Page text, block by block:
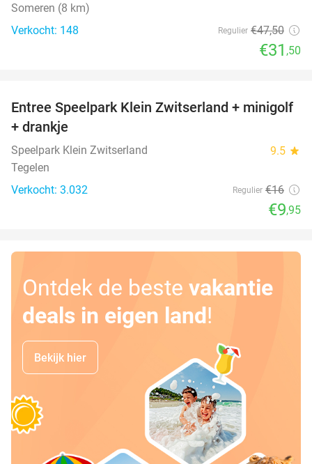
Someren (8 km)
Verkocht: 148
Regulier €47,50
€31 ,50
38%
Entree Speelpark Klein Zwitserland + minigolf
+ drankje
Speelpark Klein Zwitserland 9.5 star
Tegelen
Verkocht: 3.032
Regulier €16
€9,95
Ontdek de beste vakantie
deals in eigen land!
Bekijk hier